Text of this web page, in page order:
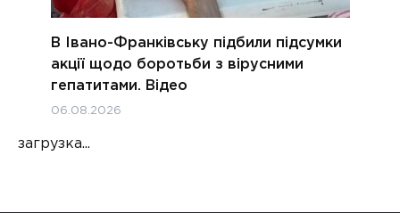
В Івано-Франківську підбили підсумки
акції щодо боротьби з вірусними
гепатитами. Відео
06.08.2026
загрузка...